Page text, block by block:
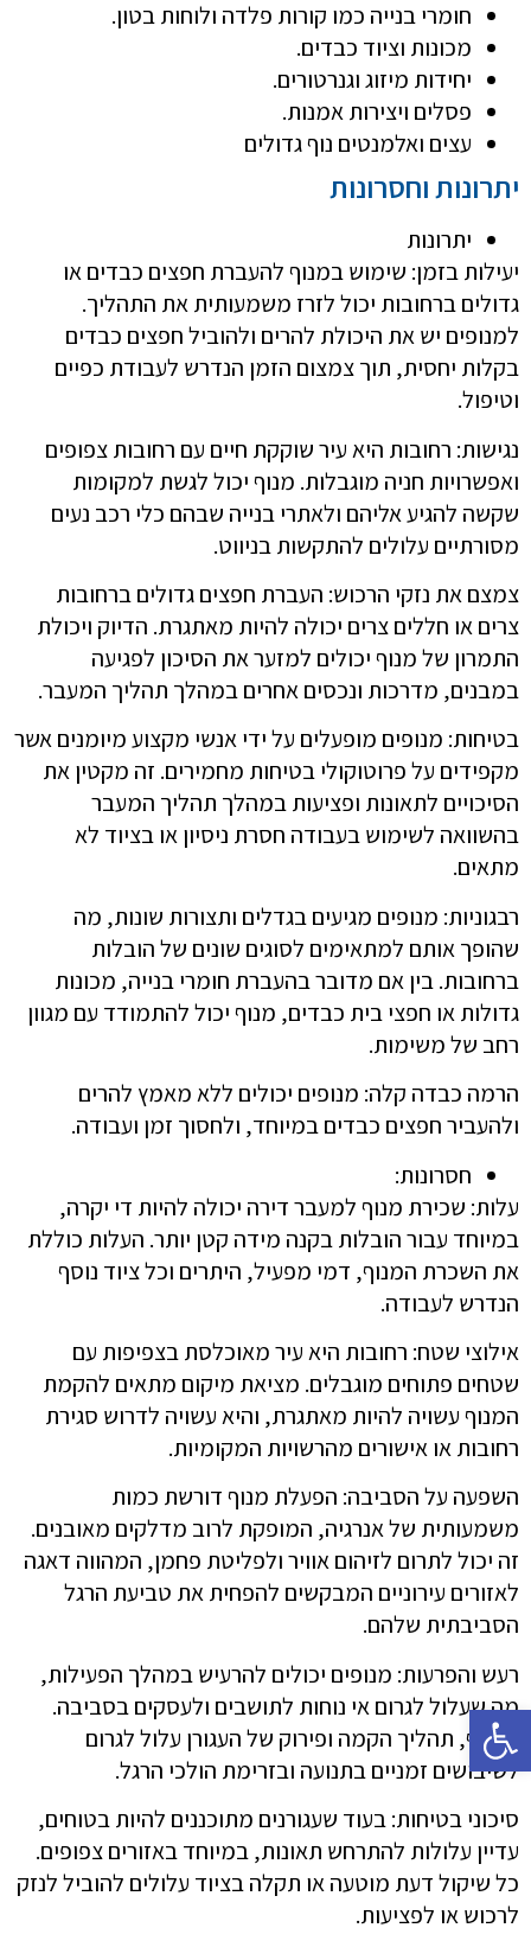
חומרי בנייה כמו קורות פלדה ולוחות בטון.
מכונות וציוד כבדים.
יחידות מיזוג וגנרטורים.
פסלים ויצירות אמנות.
עצים ואלמנטים נוף גדולים
יתרונות וחסרונות
יתרונות
יעילות בזמן: שימוש במנוף להעברת חפצים כבדים או
גדולים ברחובות יכול לזרז משמעותית את התהליך.
למנופים יש את היכולת להרים ולהוביל חפצים כבדים
בקלות יחסית, תוך צמצום הזמן הנדרש לעבודת כפיים
וטיפול.
נגישות: רחובות היא עיר שוקקת חיים עם רחובות צפופים
ואפשרויות חניה מוגבלות. מנוף יכול לגשת למקומות
שקשה להגיע אליהם ולאתרי בנייה שבהם כלי רכב נעים
מסורתיים עלולים להתקשות בניווט.
צמצם את נזקי הרכוש: העברת חפצים גדולים ברחובות
צרים או חללים צרים יכולה להיות מאתגרת. הדיוק ויכולת
התמרון של מנוף יכולים למזער את הסיכון לפגיעה
במבנים, מדרכות ונכסים אחרים במהלך תהליך המעבר.
בטיחות: מנופים מופעלים על ידי אנשי מקצוע מיומנים אשר
מקפידים על פרוטוקולי בטיחות מחמירים. זה מקטין את
הסיכויים לתאונות ופציעות במהלך תהליך המעבר
בהשוואה לשימוש בעבודה חסרת ניסיון או בציוד לא
מתאים.
רבגוניות: מנופים מגיעים בגדלים ותצורות שונות, מה
שהופך אותם למתאימים לסוגים שונים של הובלות
ברחובות. בין אם מדובר בהעברת חומרי בנייה, מכונות
גדולות או חפצי בית כבדים, מנוף יכול להתמודד עם מגוון
רחב של משימות.
הרמה כבדה קלה: מנופים יכולים ללא מאמץ להרים
ולהעביר חפצים כבדים במיוחד, ולחסוך זמן ועבודה.
חסרונות:
עלות: שכירת מנוף למעבר דירה יכולה להיות די יקרה,
במיוחד עבור הובלות בקנה מידה קטן יותר. העלות כוללת
את השכרת המנוף, דמי מפעיל, היתרים וכל ציוד נוסף
הנדרש לעבודה.
אילוצי שטח: רחובות היא עיר מאוכלסת בצפיפות עם
שטחים פתוחים מוגבלים. מציאת מיקום מתאים להקמת
המנוף עשויה להיות מאתגרת, והיא עשויה לדרוש סגירת
רחובות או אישורים מהרשויות המקומיות.
השפעה על הסביבה: הפעלת מנוף דורשת כמות
משמעותית של אנרגיה, המופקת לרוב מדלקים מאובנים.
זה יכול לתרום לזיהום אוויר ולפליטת פחמן, המהווה דאגה
לאזורים עירוניים המבקשים להפחית את טביעת הרגל
הסביבתית שלהם.
רעש והפרעות: מנופים יכולים להרעיש במהלך הפעילות,
מה שעלול לגרום אי נוחות לתושבים ולעסקים בסביבה.
בנוסף, תהליך הקמה ופירוק של העגורן עלול לגרום
לשיבושים זמניים בתנועה ובזרימת הולכי הרגל.
סיכוני בטיחות: בעוד שעגורנים מתוכננים להיות בטוחים,
עדיין עלולות להתרחש תאונות, במיוחד באזורים צפופים.
כל שיקול דעת מוטעה או תקלה בציוד עלולים להוביל לנזק
לרכוש או לפציעות.
פתח סרגל נגישות